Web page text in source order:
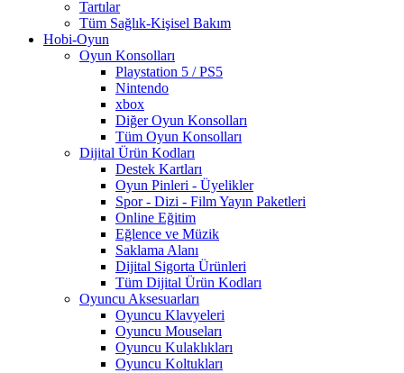
Tartılar
Tüm Sağlık-Kişisel Bakım
Hobi-Oyun
Oyun Konsolları
Playstation 5 / PS5
Nintendo
xbox
Diğer Oyun Konsolları
Tüm Oyun Konsolları
Dijital Ürün Kodları
Destek Kartları
Oyun Pinleri - Üyelikler
Spor - Dizi - Film Yayın Paketleri
Online Eğitim
Eğlence ve Müzik
Saklama Alanı
Dijital Sigorta Ürünleri
Tüm Dijital Ürün Kodları
Oyuncu Aksesuarları
Oyuncu Klavyeleri
Oyuncu Mouseları
Oyuncu Kulaklıkları
Oyuncu Koltukları